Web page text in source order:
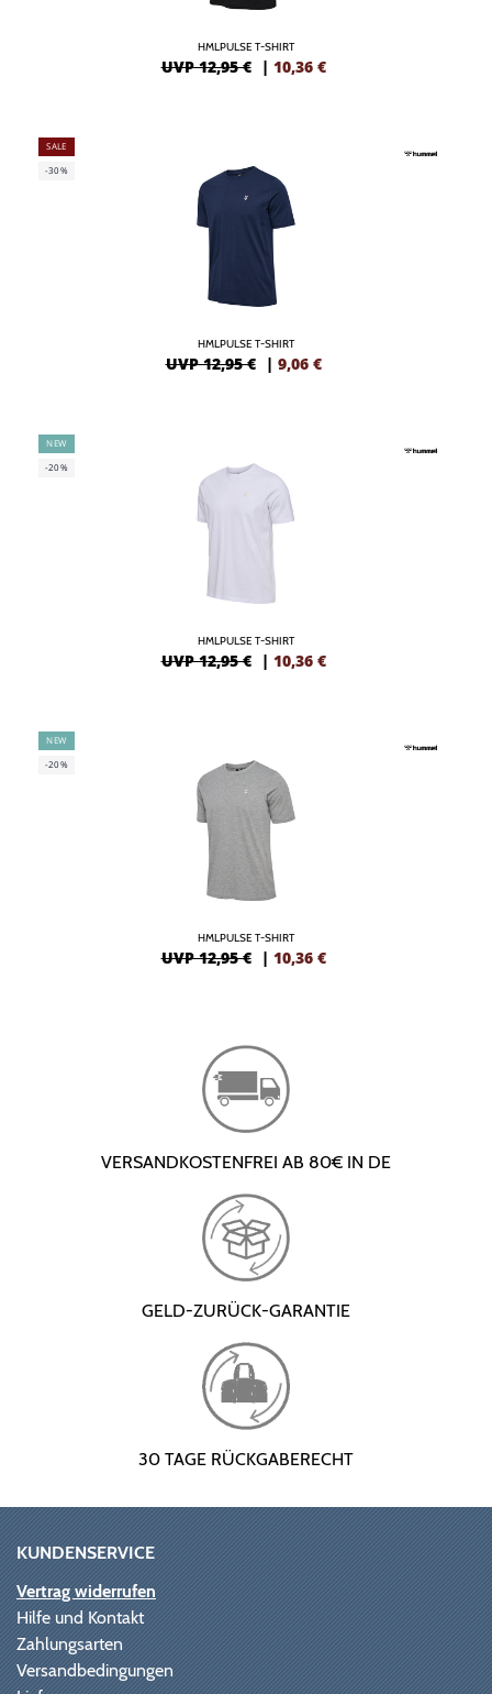
HMLPULSE T-SHIRT
UVP 12,95 € | 10,36 €
SALE
-30%
HMLPULSE T-SHIRT
UVP 12,95 € | 9,06 €
NEW
-20%
HMLPULSE T-SHIRT
UVP 12,95 € | 10,36 €
NEW
-20%
HMLPULSE T-SHIRT
UVP 12,95 € | 10,36 €
VERSANDKOSTENFREI AB 80€ IN DE
GELD-ZURÜCK-GARANTIE
30 TAGE RÜCKGABERECHT
KUNDENSERVICE
Vertrag widerrufen
Hilfe und Kontakt
Zahlungsarten
Versandbedingungen